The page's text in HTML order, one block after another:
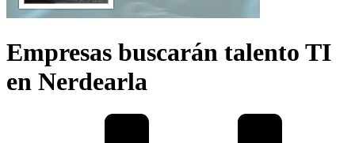
Empresas buscarán talento TI
en Nerdearla